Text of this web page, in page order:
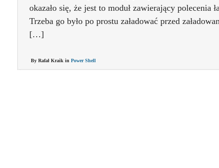
okazało się, że jest to moduł zawierający polecenia
Trzeba go było po prostu załadować przed
[…]
By Rafał Kraik in Power Shell